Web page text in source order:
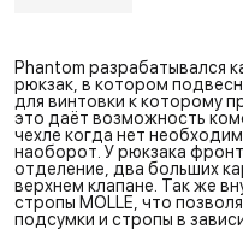
Phantom разрабатывался
рюкзак, в котором
для винтовки к которому
это даёт возможность
чехле когда нет
наоборот. У рюкзака
отделение, два больших
верхнем клапане. Так же
стропы MOLLE, что
подсумки и стропы в